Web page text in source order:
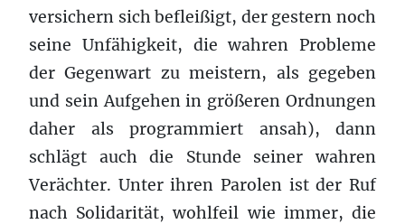
versichern sich befleißigt, der gestern noch
seine Unfähigkeit, die wahren Probleme
der Gegenwart zu meistern, als gegeben
und sein Aufgehen in größeren Ordnungen
daher als programmiert ansah), dann
schlägt auch die Stunde seiner wahren
Verächter. Unter ihren Parolen ist der Ruf
nach Solidarität, wohlfeil wie immer, die